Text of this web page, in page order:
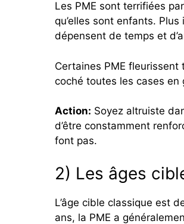
Les PME sont terrifiées
qu’elles sont enfants.
dépensent de temps et
Certaines PME
coché toutes les cases en
Action: Soyez altruiste
d’être constamment
font pas.
2) Les âges
L’âge cible classique est
ans, la PME a